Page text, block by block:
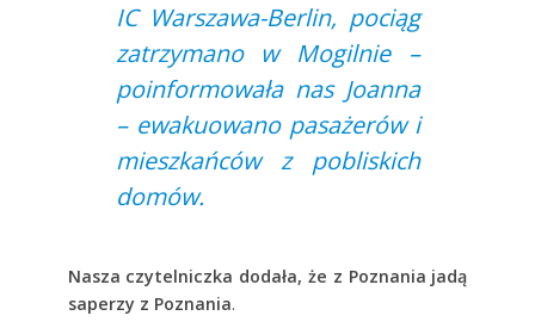
IC Warszawa-Berlin, pociąg
zatrzymano w Mogilnie –
poinformowała nas Joanna
– ewakuowano pasażerów i
mieszkańców z pobliskich
domów.
Nasza czytelniczka dodała, że z Poznania jadą
saperzy z Poznania.